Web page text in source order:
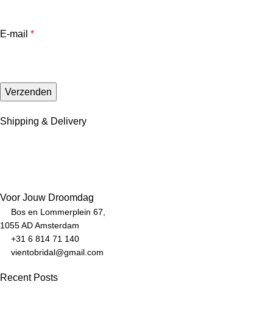
E-mail *
Shipping & Delivery
Voor Jouw Droomdag
Bos en Lommerplein 67,
1055 AD Amsterdam
+31 6 814 71 140
vientobridal@gmail.com
Recent Posts